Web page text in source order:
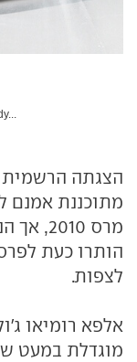
מתוכננת אמנם
מרס
הותרו כעת
לצפות.
אלפא רומיאו
מוגדלת במעט